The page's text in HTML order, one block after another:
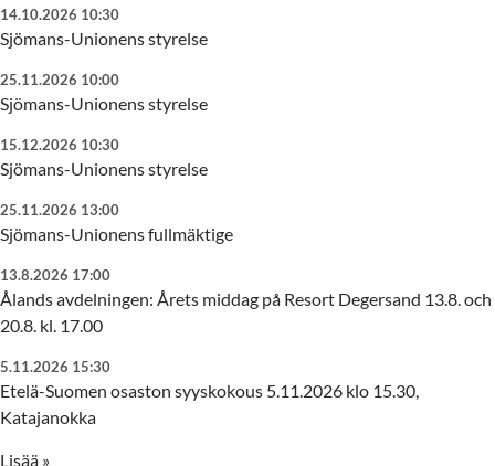
14.10.2026 10:30
Sjömans-Unionens styrelse
25.11.2026 10:00
Sjömans-Unionens styrelse
15.12.2026 10:30
Sjömans-Unionens styrelse
25.11.2026 13:00
Sjömans-Unionens fullmäktige
13.8.2026 17:00
Ålands avdelningen: Årets middag på Resort Degersand 13.8. och
20.8. kl. 17.00
5.11.2026 15:30
Etelä-Suomen osaston syyskokous 5.11.2026 klo 15.30,
Katajanokka
Lisää »